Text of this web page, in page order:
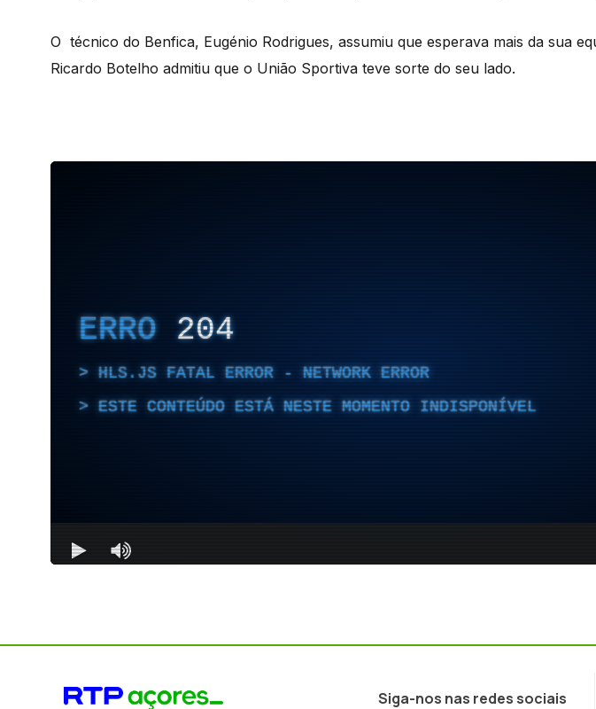
O técnico do Benfica, Eugénio Rodrigues, assumiu que esperava mais da sua
Ricardo Botelho admitiu que o União Sportiva teve sorte do seu lado.
Siga-nos nas redes sociais